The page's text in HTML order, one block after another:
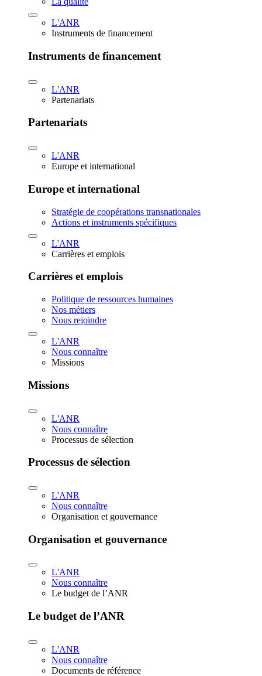
L'ANR
Instruments de financement
Instruments de financement
L'ANR
Partenariats
Partenariats
L'ANR
Europe et international
Europe et international
Stratégie de coopérations transnationales
Actions et instruments spécifiques
L'ANR
Carrières et emplois
Carrières et emplois
Politique de ressources humaines
Nos métiers
Nous rejoindre
L'ANR
Nous connaître
Missions
Missions
L'ANR
Nous connaître
Processus de sélection
Processus de sélection
L'ANR
Nous connaître
Organisation et gouvernance
Organisation et gouvernance
L'ANR
Nous connaître
Le budget de l’ANR
Le budget de l’ANR
L'ANR
Nous connaître
Documents de référence